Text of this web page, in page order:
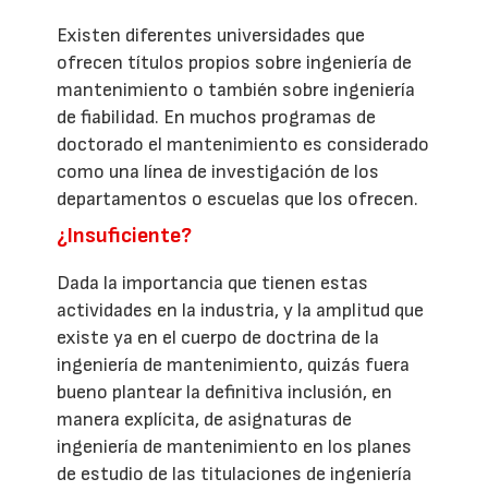
Existen diferentes universidades que
ofrecen títulos propios sobre ingeniería de
mantenimiento o también sobre ingeniería
de fiabilidad. En muchos programas de
doctorado el mantenimiento es considerado
como una línea de investigación de los
departamentos o escuelas que los ofrecen.
¿Insuficiente?
Dada la importancia que tienen estas
actividades en la industria, y la amplitud que
existe ya en el cuerpo de doctrina de la
ingeniería de mantenimiento, quizás fuera
bueno plantear la definitiva inclusión, en
manera explícita, de asignaturas de
ingeniería de mantenimiento en los planes
de estudio de las titulaciones de ingeniería